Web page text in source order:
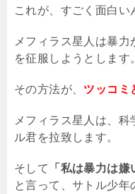
これが、すごく面白い
メフィラス星人は暴
を征服しようとします。
その方法が、 ツッコミ
メフィラス星人は、科
ル君を拉致します。
そして
「私は暴力は
と言って、サトル少年